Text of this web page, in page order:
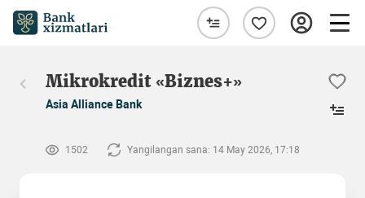
Mikrokredit «Biznes+»
Asia Alliance Bank
1502 Yangilangan sana: 14 May 2026, 17:18